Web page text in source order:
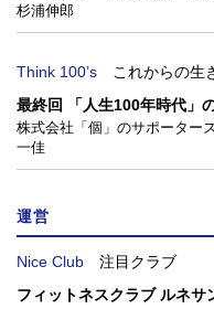
杉浦伸郎
Think 100’s
これからの生
最終回 「人生100年時代」
株式会社「個」のサポータ
一佳
運営
Nice Club
注目クラブ
フィットネスクラブ ルネサ